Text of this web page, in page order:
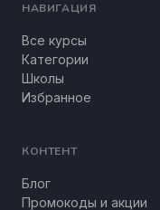
НАВИГАЦИЯ
Все курсы
Категории
Школы
Избранное
КОНТЕНТ
Блог
Промокоды и акции